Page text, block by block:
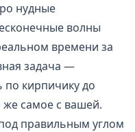
нудные
волны
времени за
задача —
по кирпичику до
же самое с вашей.
правильным углом